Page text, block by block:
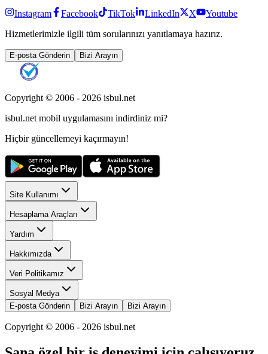
Instagram Facebook TikTok LinkedIn X
Youtube
Hizmetlerimizle ilgili tüm sorularınızı yanıtlamaya hazırız.
E-posta Gönderin Bizi Arayın
Copyright © 2006 - 2026 isbul.net
isbul.net mobil uygulamasını indirdiniz mi?
Hiçbir güncellemeyi kaçırmayın!
Site Kullanımı
Hesaplama Araçları
Yardım
Hakkımızda
Veri Politikamız
Sosyal Medya
E-posta Gönderin
Bizi Arayın Bizi Arayın
Copyright © 2006 - 2026 isbul.net